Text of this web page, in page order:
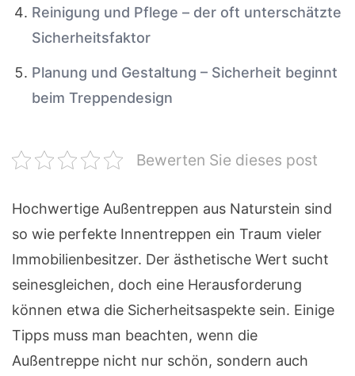
Reinigung und Pflege – der oft unterschätzte
Sicherheitsfaktor
Planung und Gestaltung – Sicherheit beginnt
beim Treppendesign
Bewerten Sie dieses post
Hochwertige Außentreppen aus Naturstein sind
so wie perfekte Innentreppen ein Traum vieler
Immobilienbesitzer. Der ästhetische Wert sucht
seinesgleichen, doch eine Herausforderung
können etwa die Sicherheitsaspekte sein. Einige
Tipps muss man beachten, wenn die
Außentreppe nicht nur schön, sondern auch